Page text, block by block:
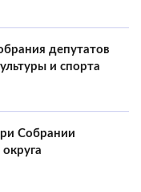
депутатов
и спорта
Собрании